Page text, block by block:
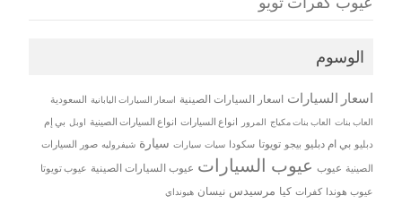
الوسوم
اسعار السيارات اسعار السيارات الصينية اسعار السيارات اليابانية السعودية
العاب بنات العاب بنات مكياج المرور انواع السيارات انواع السيارات الصينية اوبل بي إم
دبليو بي ام دبليو بيجو تويوتا سكودا سيات سيارات سيارة شيفروليه صور السيارات
الصينية عيوب عيوب السيارات عيوب السيارات الصينية عيوب تويوتا
عيوب هوندا كفرات كيا مرسيدس نيسان هيونداي